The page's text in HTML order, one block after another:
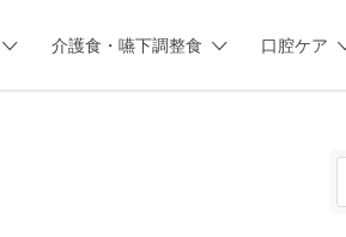
介護食・嚥下調整食 口腔ケア